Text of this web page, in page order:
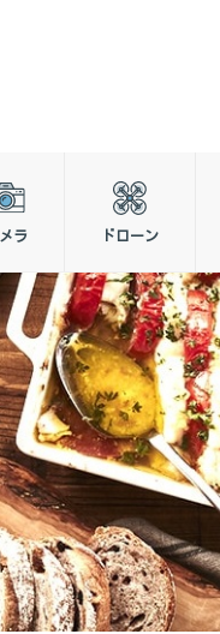
ラ ドローン